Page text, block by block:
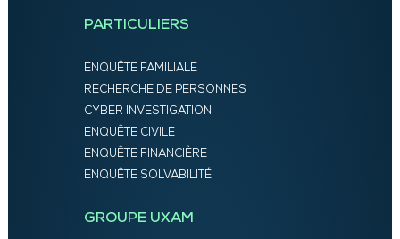
PARTICULIERS
ENQUÊTE FAMILIALE
RECHERCHE DE PERSONNES
CYBER INVESTIGATION
ENQUÊTE CIVILE
ENQUÊTE FINANCIÈRE
ENQUÊTE SOLVABILITÉ
GROUPE UXAM